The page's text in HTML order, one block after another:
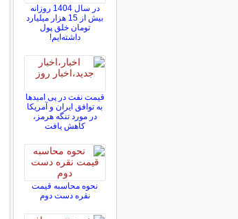
در سال 1404 روزانه
بیش از 15 هزار میلیارد
تومان خلق پول
داشته‌ایم!
قیمت نفت در پی امیدها
به توافق ایران و آمریکا
در مورد تنگه هرمز،
کاهش یافت
نحوه محاسبه قیمت
نقره دست دوم